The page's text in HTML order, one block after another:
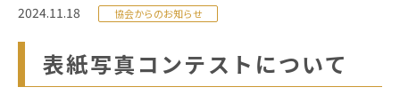
2024.11.18 協会からのお知らせ
表紙写真コンテストについて